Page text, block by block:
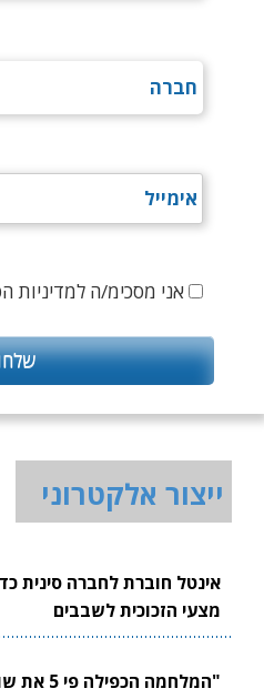
אני מסכימ/ה למדיניות
ייצור אלקטרוני
אינטל חוברת לחברה סינית
מצעי הזכוכית לשבבים
"המלחמה הכפילה פי 5 את שוק הייצור המיידי"